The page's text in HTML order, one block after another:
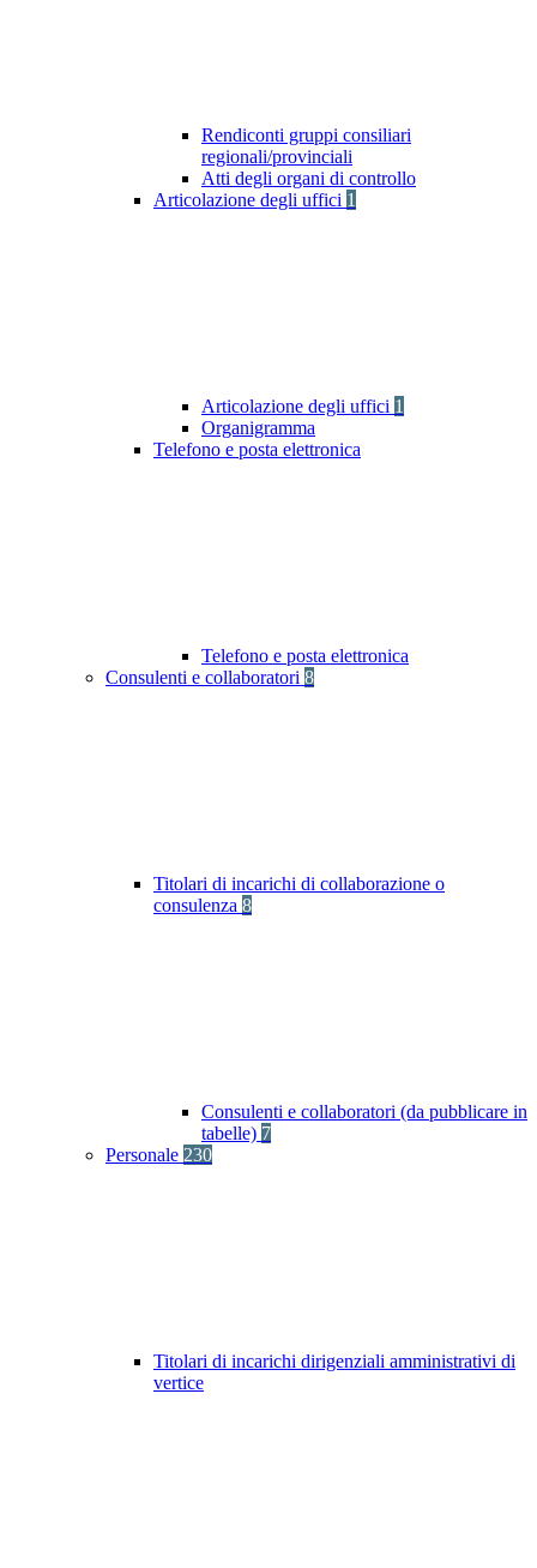
Rendiconti gruppi consiliari
regionali/provinciali
Atti degli organi di controllo
Articolazione degli uffici 1
Articolazione degli uffici 1
Organigramma
Telefono e posta elettronica
Telefono e posta elettronica
Consulenti e collaboratori 8
Titolari di incarichi di collaborazione o
consulenza 8
Consulenti e collaboratori (da pubblicare in
tabelle) 7
Personale 230
Titolari di incarichi dirigenziali amministrativi di
vertice